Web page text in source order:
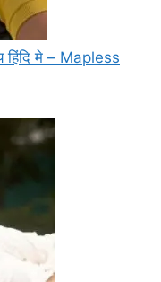
मे – Mapless